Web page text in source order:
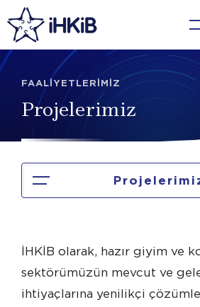
FAALİYETLERİMİZ
Projelerimiz
İHKİB olarak, hazır giyim ve
sektörümüzün mevcut ve
ihtiyaçlarına yenilikçi